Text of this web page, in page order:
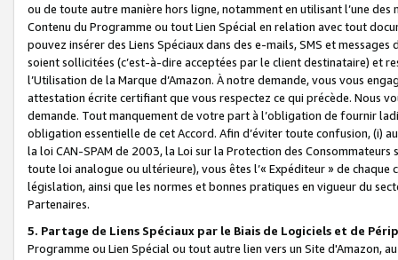
ou de toute autre manière hors ligne, notamment en utilisant l’une
Contenu du Programme ou tout Lien Spécial en relation avec tout
pouvez insérer des Liens Spéciaux dans des e-mails, SMS et
soient sollicitées (c’est-à-dire acceptées par le client destinataire) et
l’Utilisation de la Marque d’Amazon. À notre demande, vous vous
attestation écrite certifiant que vous respectez ce qui précède. Nous
demande. Tout manquement de votre part à l’obligation de fournir
obligation essentielle de cet Accord. Afin d’éviter toute confusion, (i)
la loi CAN-SPAM de 2003, la Loi sur la Protection des
toute loi analogue ou ultérieure), vous êtes l’« Expéditeur » de
législation, ainsi que les normes et bonnes pratiques en vigueur du
Partenaires.
5. Partage de Liens Spéciaux par le Biais de Logiciels et de
Programme ou Lien Spécial ou tout autre lien vers un Site d'Amazon,